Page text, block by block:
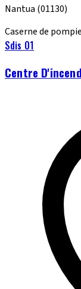
Nantua (01130)
Caserne de
Sdis 01
Centre